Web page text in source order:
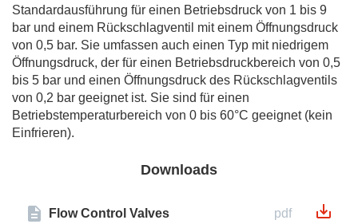
Standardausführung für einen Betriebsdruck von 1 bis 9
bar und einem Rückschlagventil mit einem Öffnungsdruck
von 0,5 bar. Sie umfassen auch einen Typ mit niedrigem
Öffnungsdruck, der für einen Betriebsdruckbereich von 0,5
bis 5 bar und einen Öffnungsdruck des Rückschlagventils
von 0,2 bar geeignet ist. Sie sind für einen
Betriebstemperaturbereich von 0 bis 60°C geeignet (kein
Einfrieren).
Downloads
Flow Control Valves pdf